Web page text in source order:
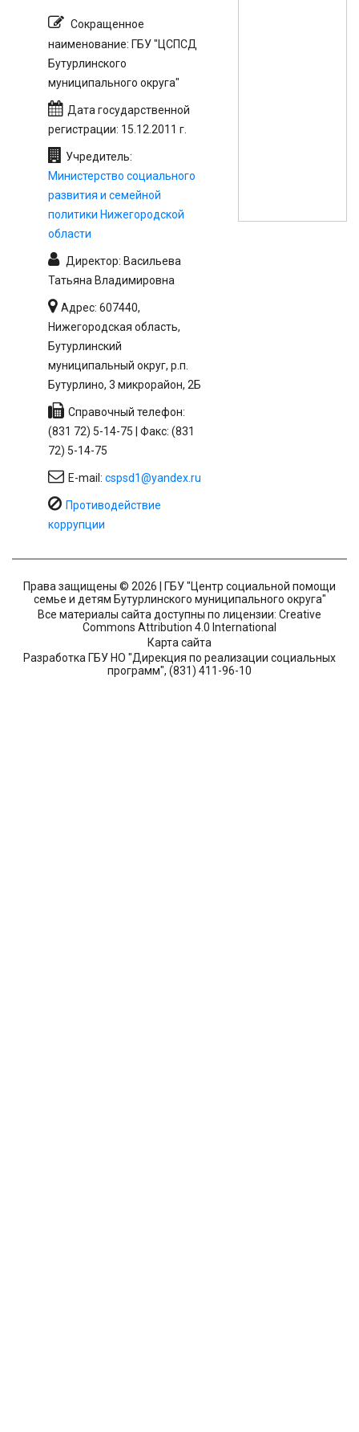
Сокращенное
наименование: ГБУ "ЦСПСД
Бутурлинского
муниципального округа"
Дата государственной
регистрации: 15.12.2011 г.
Учредитель:
Министерство социального
развития и семейной
политики Нижегородской
области
Директор: Васильева
Татьяна Владимировна
Адрес: 607440,
Нижегородская область,
Бутурлинский
муниципальный округ, р.п.
Бутурлино, 3 микрорайон, 2Б
Справочный телефон:
(831 72) 5-14-75 | Факс: (831
72) 5-14-75
E-mail: cspsd1@yandex.ru
Противодействие
коррупции
Права защищены © 2026 | ГБУ "Центр социальной помощи
семье и детям Бутурлинского муниципального округа"
Все материалы сайта доступны по лицензии: Creative
Commons Attribution 4.0 International
Карта сайта
Разработка ГБУ НО "Дирекция по реализации социальных
программ", (831) 411-96-10